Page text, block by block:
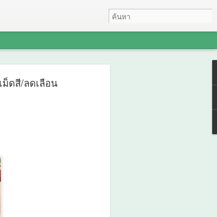
ดสี/ลดเลือน
รางวัล GDCC
บบ DSD Online
นที่ทันสมัย
Cloud Awards ตอกย้ำความสำเร็จ
ในการขับเคลื่อนการพัฒนากำลังคนที่
วัล GDCC GOV Cloud Awards